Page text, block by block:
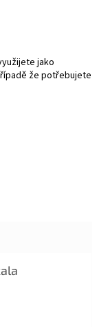
jako
že potřebujete
je 5 z 5